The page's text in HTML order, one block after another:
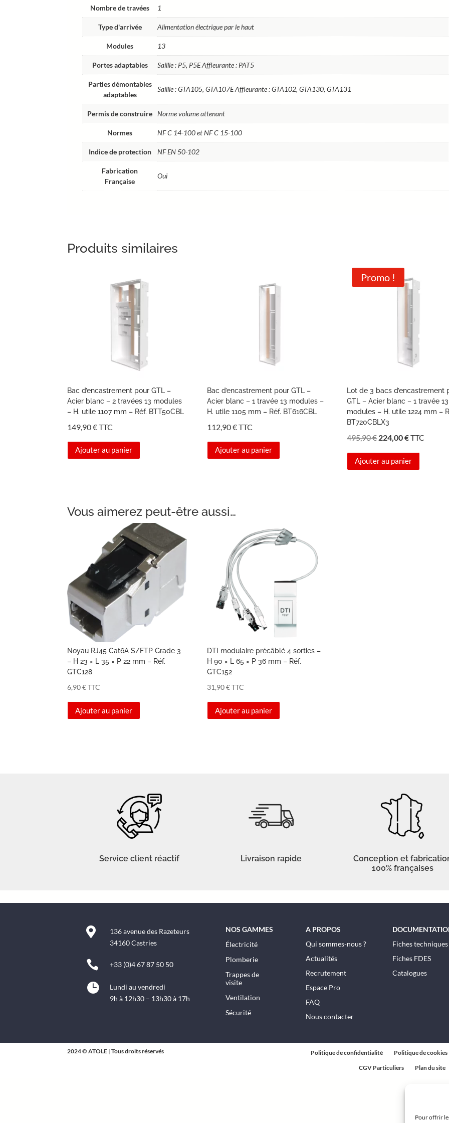
Pour offrir
Nombre de travées 1
Type d'arrivée Alimentation électrique par le haut
Modules 13
Portes adaptables Saillie : P5, P5E Affleurante : PAT5
Parties démontables
adaptables
Saillie : GTA105, GTA107E Affleurante : GTA102, GTA130, GTA131
Permis de construire Norme volume attenant
Normes NF C 14-100 et NF C 15-100
Indice de protection NF EN 50-102
Fabrication
Française
Oui
Produits similaires
Bac d’encastrement pour GTL –
Acier blanc – 2 travées 13 modules
– H. utile 1107 mm – Réf. BTT50CBL
149,90€TTC
Ajouter au panier
Bac d’encastrement pour GTL –
Acier blanc – 1 travée 13 modules –
H. utile 1105 mm – Réf. BT616CBL
112,90€TTC
Ajouter au panier
Promo !
Lot de 3 bacs d’encastrement
GTL – Acier blanc – 1 travée 13
modules – H. utile 1224 mm –
BT720CBLX3
495,90€Le
initial
224,00€Le
actuel
TTC
Ajouter au panier
Vous aimerez peut-être aussi…
Noyau RJ45 Cat6A S/FTP Grade 3
– H 23 × L 35 × P 22 mm – Réf.
GTC128
6,90€ TTC
Ajouter au panier
DTI modulaire précâblé 4 sorties –
H 90 × L 65 × P 36 mm – Réf.
GTC152
31,90€TTC
Ajouter au panier
Service client réactif Livraison rapide
Conception et
100% françaises

136 avenue des Razeteurs
34160 Castries
 +33 (0)4 67 87 50 50

Lundi au vendredi
9h à 12h30 – 13h30 à 17h
NOS GAMMES
Électricité
Plomberie
Trappes de
visite
Ventilation
Sécurité
A PROPOS
Qui sommes-nous ?
Actualités
Recrutement
Espace Pro
FAQ
Nous contacter
Fiches techniques
Fiches FDES
Catalogues
2024 © ATOLE | Tous droits réservés Politique de confidentialité Politique de cookies
CGV Particuliers
Plan du site